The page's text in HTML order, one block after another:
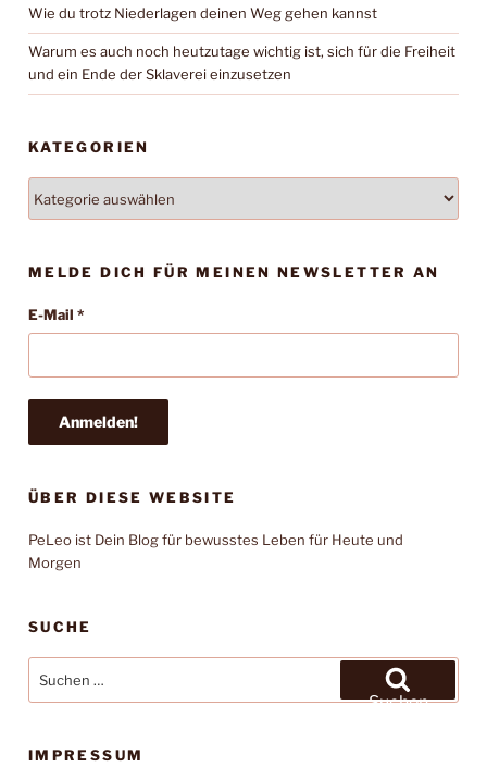
Wie du trotz Niederlagen deinen Weg gehen kannst
Warum es auch noch heutzutage wichtig ist, sich für die Freiheit
und ein Ende der Sklaverei einzusetzen
KATEGORIEN
MELDE DICH FÜR MEINEN NEWSLETTER AN
E-Mail *
ÜBER DIESE WEBSITE
PeLeo ist Dein Blog für bewusstes Leben für Heute und
Morgen
SUCHE
nach:
Suchen
IMPRESSUM